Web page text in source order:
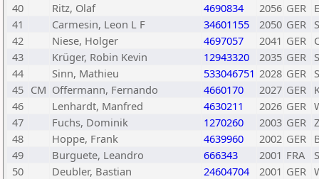
40
Ritz, Olaf 4690834 2056 GER
41
Carmesin, Leon L F 34601155 2050 GER
42
Niese, Holger 4697057 2041 GER
43
Krüger, Robin Kevin 12943320 2035 GER
44
Sinn, Mathieu 533046751 2028 GER
45 CM Offermann, Fernando 4660170 2027 GER
46
Lenhardt, Manfred 4630211 2026 GER
47
Fuchs, Dominik 1270260 2003 GER
48
Hoppe, Frank 4639960 2002 GER
49
Burguete, Leandro 666343 2001 FRA
50
Deubler, Bastian 24604704 2001 GER